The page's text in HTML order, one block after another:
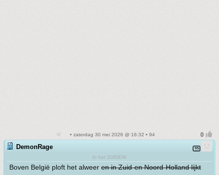
• zaterdag 30 mei 2026 @ 16:32 • 94
DemonRage
In het ZUIDEN!
Boven België ploft het alweer en in Zuid-en Noord-Holland lijkt